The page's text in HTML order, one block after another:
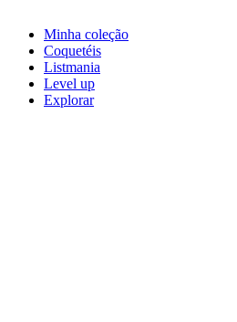
Minha coleção
Coquetéis
Listmania
Level up
Explorar